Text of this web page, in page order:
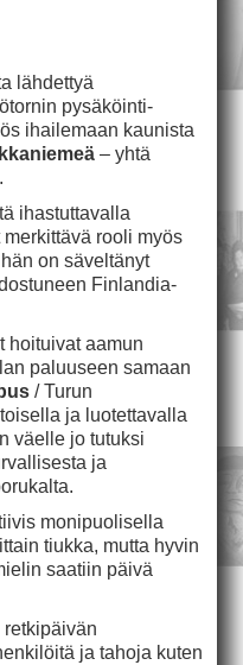
lähdettyä
pysäköinti-
ihailemaan kaunista
– yhtä
ihastuttavalla
rooli myös
on säveltänyt
Finlandia-
hoituivat aamun
paluuseen samaan
/ Turun
ja luotettavalla
väelle jo tutuksi
ja
monipuolisella
tiukka, mutta hyvin
saatiin päivä
ja tahoja kuten